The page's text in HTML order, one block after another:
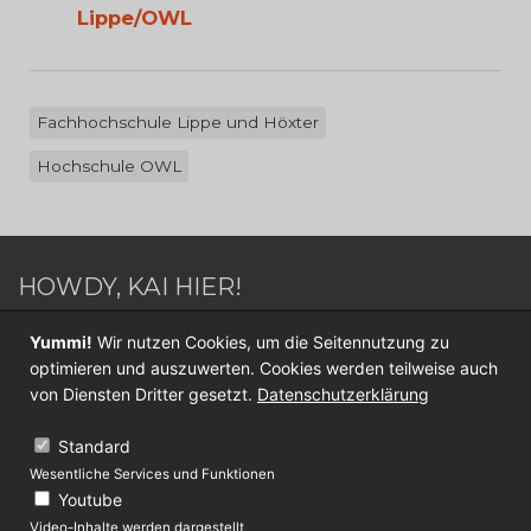
Lippe/OWL
Fachhochschule Lippe und Höxter
Hochschule OWL
HOWDY, KAI HIER!
Webdesigner / Webentwickler - Blogger - Switch
Sportler - Internet Nerd - Medien Junkie -
Werderaner - Papa.
Folge mir jetzt auf
KONTAKT
Yummi! Wir nutzen Cookies, um die Seitennutzung zu
optimieren und auszuwerten. Cookies werden teilweise auch
von Diensten Dritter gesetzt. Datenschutzerklärung
Standard
Wesentliche Services und Funktionen
Youtube
Video-Inhalte werden dargestellt